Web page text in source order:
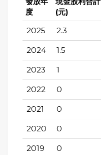
度
(元)
2025 2.3
2024 1.5
2023 1
2022 0
2021 0
2020 0
2019 0